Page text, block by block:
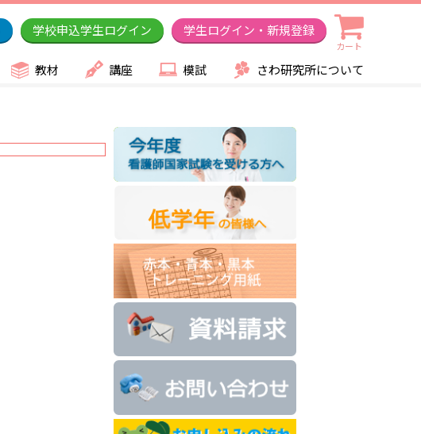
学校申込学生ログイン 学生ログイン・新規登録
カート
教材 講座 模試 さわ研究所について